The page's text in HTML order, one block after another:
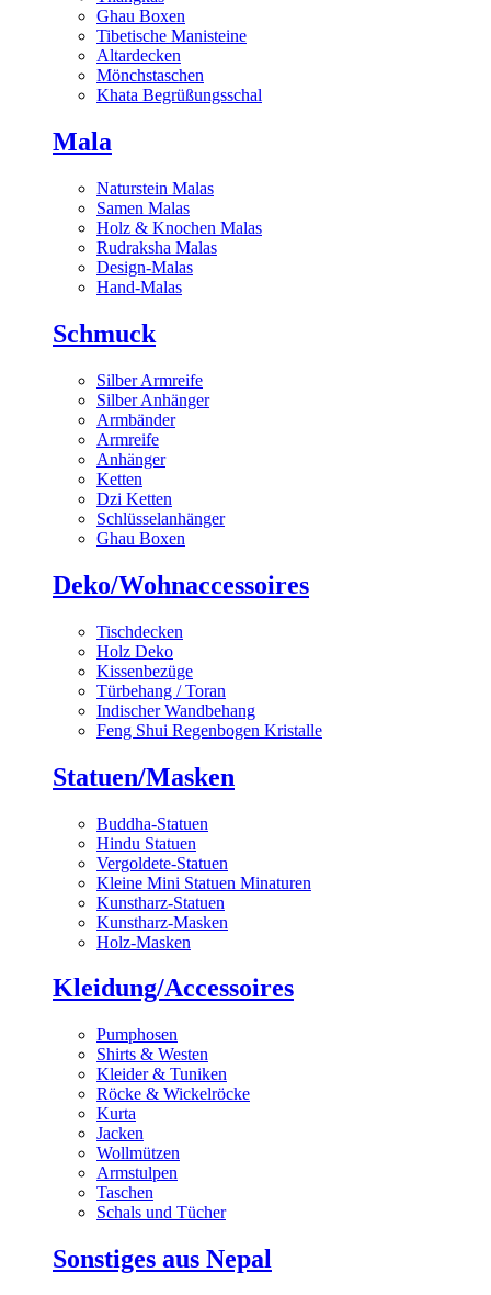
Ghau Boxen
Tibetische Manisteine
Altardecken
Mönchstaschen
Khata Begrüßungsschal
Mala
Naturstein Malas
Samen Malas
Holz & Knochen Malas
Rudraksha Malas
Design-Malas
Hand-Malas
Schmuck
Silber Armreife
Silber Anhänger
Armbänder
Armreife
Anhänger
Ketten
Dzi Ketten
Schlüsselanhänger
Ghau Boxen
Deko/Wohnaccessoires
Tischdecken
Holz Deko
Kissenbezüge
Türbehang / Toran
Indischer Wandbehang
Feng Shui Regenbogen Kristalle
Statuen/Masken
Buddha-Statuen
Hindu Statuen
Vergoldete-Statuen
Kleine Mini Statuen Minaturen
Kunstharz-Statuen
Kunstharz-Masken
Holz-Masken
Kleidung/Accessoires
Pumphosen
Shirts & Westen
Kleider & Tuniken
Röcke & Wickelröcke
Kurta
Jacken
Wollmützen
Armstulpen
Taschen
Schals und Tücher
Sonstiges aus Nepal